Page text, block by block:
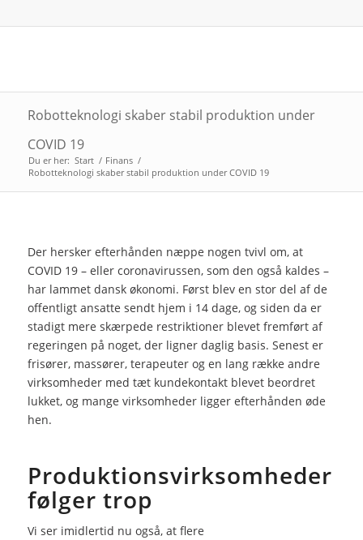
Robotteknologi skaber stabil produktion under
COVID 19
Du er her: Start / Finans /
Robotteknologi skaber stabil produktion under COVID 19
Der hersker efterhånden næppe nogen tvivl om, at
COVID 19 – eller coronavirussen, som den også kaldes –
har lammet dansk økonomi. Først blev en stor del af de
offentligt ansatte sendt hjem i 14 dage, og siden da er
stadigt mere skærpede restriktioner blevet fremført af
regeringen på noget, der ligner daglig basis. Senest er
frisører, massører, terapeuter og en lang række andre
virksomheder med tæt kundekontakt blevet beordret
lukket, og mange virksomheder ligger efterhånden øde
hen.
Produktionsvirksomheder
følger trop
Vi ser imidlertid nu også, at flere